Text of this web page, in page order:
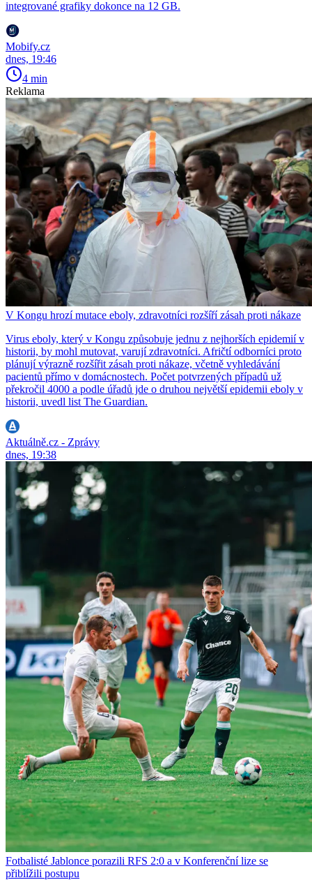
integrované grafiky dokonce na 12 GB.
Mobify.cz
dnes, 19:46
4 min
Reklama
V Kongu hrozí mutace eboly, zdravotníci rozšíří zásah proti nákaze
Virus eboly, který v Kongu způsobuje jednu z nejhorších epidemií v
historii, by mohl mutovat, varují zdravotníci. Afričtí odborníci proto
plánují výrazně rozšířit zásah proti nákaze, včetně vyhledávání
pacientů přímo v domácnostech. Počet potvrzených případů už
překročil 4000 a podle úřadů jde o druhou největší epidemii eboly v
historii, uvedl list The Guardian.
Aktuálně.cz - Zprávy
dnes, 19:38
Fotbalisté Jablonce porazili RFS 2:0 a v Konferenční lize se
přiblížili postupu